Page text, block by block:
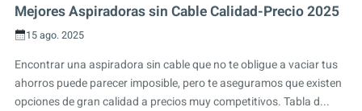
Mejores Aspiradoras sin Cable Calidad-Precio 2025
15 ago. 2025
Encontrar una aspiradora sin cable que no te obligue a vaciar tus
ahorros puede parecer imposible, pero te aseguramos que existen
opciones de gran calidad a precios muy competitivos. Tabla d...